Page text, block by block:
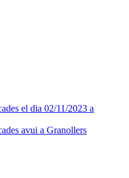
el dia 02/11/2023 a
avui a Granollers